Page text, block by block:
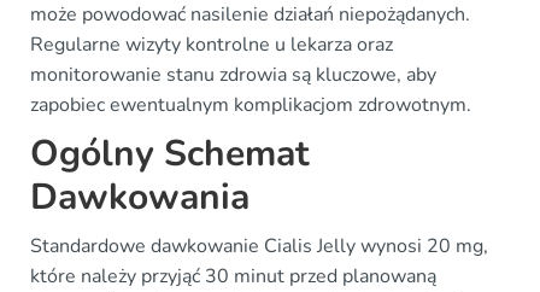
może powodować nasilenie działań niepożądanych.
Regularne wizyty kontrolne u lekarza oraz
monitorowanie stanu zdrowia są kluczowe, aby
zapobiec ewentualnym komplikacjom zdrowotnym.
Ogólny Schemat
Dawkowania
Standardowe dawkowanie Cialis Jelly wynosi 20 mg,
które należy przyjąć 30 minut przed planowaną